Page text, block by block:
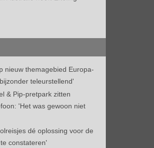
nieuw themagebied Europa-
teleurstellend'
& Pip-pretpark zitten
'Het was gewoon niet
dé oplossing voor de
constateren'